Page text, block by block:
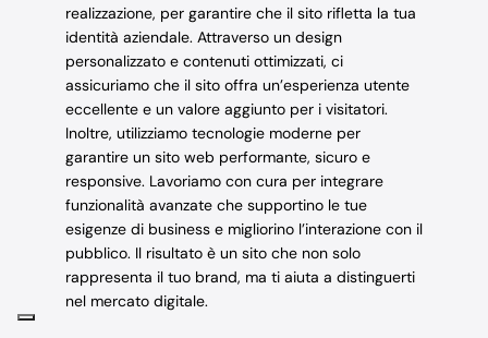
realizzazione, per garantire che il sito rifletta la tua
identità aziendale. Attraverso un design
personalizzato e contenuti ottimizzati, ci
assicuriamo che il sito offra un’esperienza utente
eccellente e un valore aggiunto per i visitatori.
Inoltre, utilizziamo tecnologie moderne per
garantire un sito web performante, sicuro e
responsive. Lavoriamo con cura per integrare
funzionalità avanzate che supportino le tue
esigenze di business e migliorino l’interazione con il
pubblico. Il risultato è un sito che non solo
rappresenta il tuo brand, ma ti aiuta a distinguerti
nel mercato digitale.